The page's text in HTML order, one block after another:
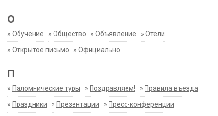
О
» Обучение » Общество » Объявление » Отели
» Открытое письмо » Официально
П
» Паломнические туры » Поздравляем! » Правила въезда
» Праздники » Презентации » Пресс-конференции